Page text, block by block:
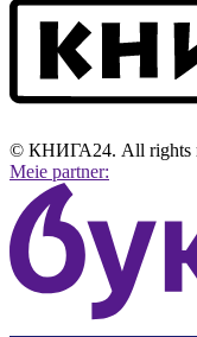
© КНИГА24. All rights
Meie partner: